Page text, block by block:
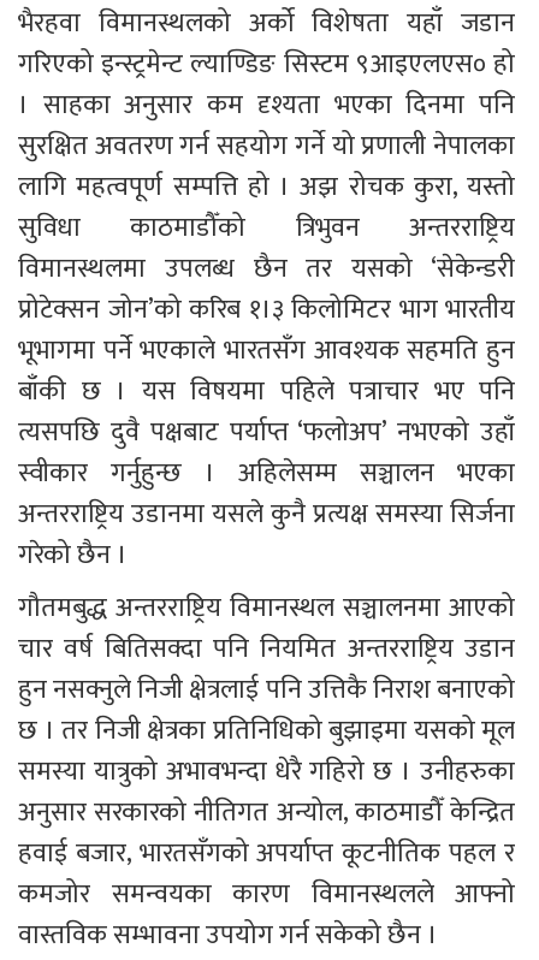
भैरहवा विमानस्थलको अर्को विशेषता यहाँ जडान
गरिएको इन्स्ट्रमेन्ट ल्याण्डिङ सिस्टम ९आइएलएस० हो
। साहका अनुसार कम दृश्यता भएका दिनमा पनि
सुरक्षित अवतरण गर्न सहयोग गर्ने यो प्रणाली नेपालका
लागि महत्वपूर्ण सम्पत्ति हो । अझ रोचक कुरा, यस्तो
सुविधा काठमाडौँको त्रिभुवन अन्तरराष्ट्रिय
विमानस्थलमा उपलब्ध छैन तर यसको ‘सेकेन्डरी
प्रोटेक्सन जोन’को करिब १।३ किलोमिटर भाग भारतीय
भूभागमा पर्ने भएकाले भारतसँग आवश्यक सहमति हुन
बाँकी छ । यस विषयमा पहिले पत्राचार भए पनि
त्यसपछि दुवै पक्षबाट पर्याप्त ‘फलोअप’ नभएको उहाँ
स्वीकार गर्नुहुन्छ । अहिलेसम्म सञ्चालन भएका
अन्तरराष्ट्रिय उडानमा यसले कुनै प्रत्यक्ष समस्या सिर्जना
गरेको छैन ।
गौतमबुद्ध अन्तरराष्ट्रिय विमानस्थल सञ्चालनमा आएको
चार वर्ष बितिसक्दा पनि नियमित अन्तरराष्ट्रिय उडान
हुन नसक्नुले निजी क्षेत्रलाई पनि उत्तिकै निराश बनाएको
छ । तर निजी क्षेत्रका प्रतिनिधिको बुझाइमा यसको मूल
समस्या यात्रुको अभावभन्दा धेरै गहिरो छ । उनीहरुका
अनुसार सरकारको नीतिगत अन्योल, काठमाडौँ केन्द्रित
हवाई बजार, भारतसँगको अपर्याप्त कूटनीतिक पहल र
कमजोर समन्वयका कारण विमानस्थलले आफ्नो
वास्तविक सम्भावना उपयोग गर्न सकेको छैन ।